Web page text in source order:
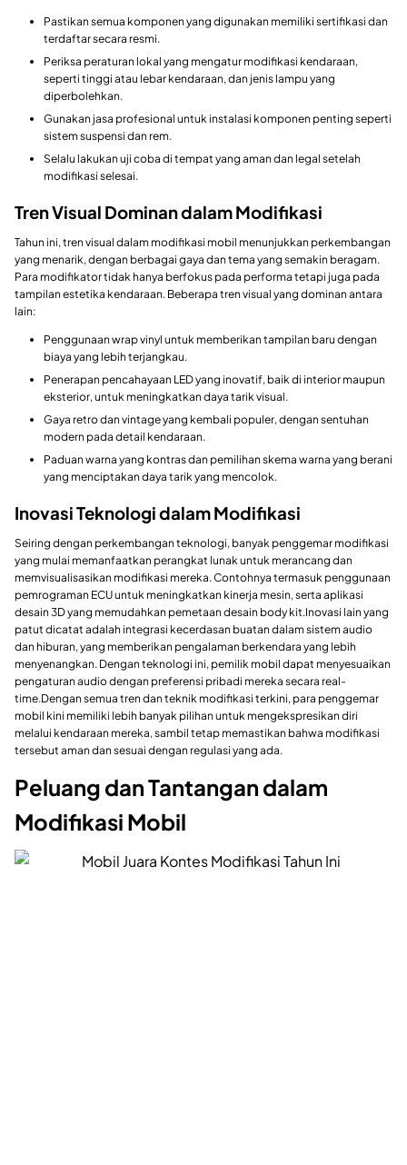
Pastikan semua komponen yang digunakan memiliki sertifikasi dan
terdaftar secara resmi.
Periksa peraturan lokal yang mengatur modifikasi kendaraan,
seperti tinggi atau lebar kendaraan, dan jenis lampu yang
diperbolehkan.
Gunakan jasa profesional untuk instalasi komponen penting seperti
sistem suspensi dan rem.
Selalu lakukan uji coba di tempat yang aman dan legal setelah
modifikasi selesai.
Tren Visual Dominan dalam Modifikasi
Tahun ini, tren visual dalam modifikasi mobil menunjukkan perkembangan
yang menarik, dengan berbagai gaya dan tema yang semakin beragam.
Para modifikator tidak hanya berfokus pada performa tetapi juga pada
tampilan estetika kendaraan. Beberapa tren visual yang dominan antara
lain:
Penggunaan wrap vinyl untuk memberikan tampilan baru dengan
biaya yang lebih terjangkau.
Penerapan pencahayaan LED yang inovatif, baik di interior maupun
eksterior, untuk meningkatkan daya tarik visual.
Gaya retro dan vintage yang kembali populer, dengan sentuhan
modern pada detail kendaraan.
Paduan warna yang kontras dan pemilihan skema warna yang berani
yang menciptakan daya tarik yang mencolok.
Inovasi Teknologi dalam Modifikasi
Seiring dengan perkembangan teknologi, banyak penggemar modifikasi
yang mulai memanfaatkan perangkat lunak untuk merancang dan
memvisualisasikan modifikasi mereka. Contohnya termasuk penggunaan
pemrograman ECU untuk meningkatkan kinerja mesin, serta aplikasi
desain 3D yang memudahkan pemetaan desain body kit.Inovasi lain yang
patut dicatat adalah integrasi kecerdasan buatan dalam sistem audio
dan hiburan, yang memberikan pengalaman berkendara yang lebih
menyenangkan. Dengan teknologi ini, pemilik mobil dapat menyesuaikan
pengaturan audio dengan preferensi pribadi mereka secara real-
time.Dengan semua tren dan teknik modifikasi terkini, para penggemar
mobil kini memiliki lebih banyak pilihan untuk mengekspresikan diri
melalui kendaraan mereka, sambil tetap memastikan bahwa modifikasi
tersebut aman dan sesuai dengan regulasi yang ada.
Peluang dan Tantangan dalam
Modifikasi Mobil